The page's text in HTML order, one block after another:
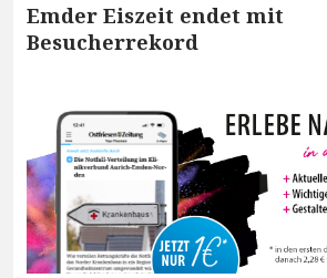
Emder Eiszeit endet mit
Besucherrekord